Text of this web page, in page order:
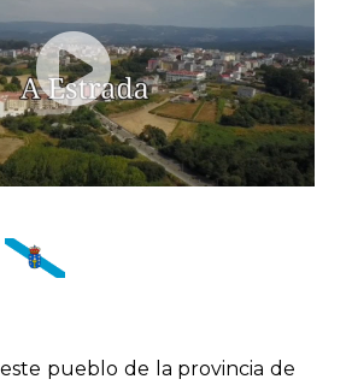
pueblo de la provincia de